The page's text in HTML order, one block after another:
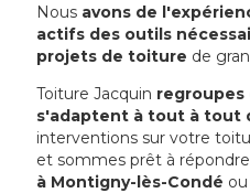
Nous avons de
actifs des outils
projets de toiture de
Toiture Jacquin regroupes
s'adaptent à tout à tout
interventions sur votre
et sommes prêt à
à Montigny-lès-Condé